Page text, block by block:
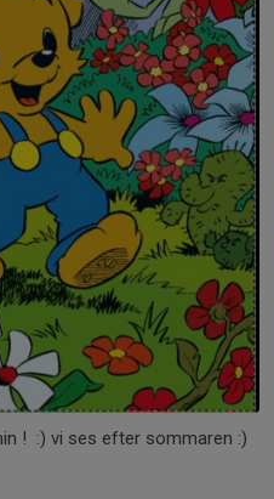
! :) vi ses efter sommaren :)